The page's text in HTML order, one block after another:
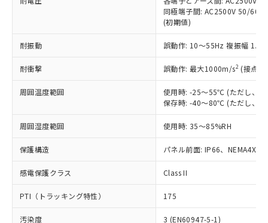
同極端子間: AC2500V 50/
(初期値)
耐振動 誤動作: 10～55Hz 複振幅
耐衝撃 誤動作: 最大1000m/s2 (接点
周囲温度範囲
使用時: -25～55℃ (ただし、氷
保存時: -40～80℃ (ただし、氷
周囲湿度範囲 使用時: 35～85%RH
保護構造 パネル前面: IP66、NEMA4X,
感電保護クラス Class II
PTI（トラッキング特性） 175
汚染度 3 (EN60947-5-1)
ことをご了承ください。
在庫状況および標準価格照会結果は、
記載している更新日時点での社内デー
タに基づき作成されるものであり、閲
覧された時点での実際の在庫および標
準価格とは異なる場合があることをご
正式な納期状況および標準価格はお客
ムロン制御機器販売店・当社販売員に
オムロン制御機器販売店や当社販売拠
販売ネットワーク
」をご確認
ください。
在庫状況および標準価格結果を当社の
事前の承諾なく第三者に漏洩または開
示しないようお願いします。
いたものが、含有品と判明した場合などや
むを得ず変更することがあります。
鉛(Pb) 1000ppm以下、 水銀(Hg) 1000ppm以下、 カド
六価クロム(Cr(Ⅵ)) 1000ppm以下、ポリ臭化ビフェニル
(PBDE) 1000ppm以下、フタル酸ビス(2-エチルヘキシ
ル) (DEHP)(別名：DOP) 1000ppm以下、フタル酸ブチ
ルベンジル（BBP） 1000ppm以下、フタル酸ジブチル
（DBP） 1000ppm以下、フタル酸ジイソブチル
(DIBP) 1000ppm以下
但し、RoHS指令で産業用監視および制御機器に対する
フタル酸エステル類の４物質については閾値を超える意
※2 対応予定月
部品在庫の切り替え状況などにより、予定
基準値を超えていることを示します。
「－」：未確認です。当社販売部門へお問
Cr(Ⅵ)(六価クロム) : 1000ppm、 PBBs(ポリ臭化ビフェ
ニル類) : 1000ppm、 PBDEs(ポリ臭化ジフェニルエーテ
ル類) : 1000ppm、
DBP(フタル酸ジブチル) : 1000ppm、 DIBP(フタル酸ジ
イソブチル) : 1000ppm、 BBP(フタル酸ブチルベンジ
ル) : 1000ppm、
※2 環境保護使用期限
「ｅ」：有害物質（10物質）のすべてが基
準値以下であることを示します。
「10」：通常の使用状況下において有害物
当社は、これら貴社製品のうち、外国
為替および外国貿易法に定める商品
（以下｢規制貨物等」という）を輸出
または国外への提供する場合は、日本
国政府の輸出許可(または役務取引許
可)を取得するなどの必要な手続きを
当社は規制貨物を破棄する場合は、完
全に破砕するなど、違法に輸出されな
いよう必要な手段を講じます。
当社は貴社製品を、核兵器、ミサイ
ル、化学兵器、生物兵器またはその他
使用いたしません。
当社は、貴社製品を第三者に販売する
場合は、上記1、2および3の内容を当
該第三者に通知します。また当社は、
販売先および販売に係わる関係者が違
○ 一定数以上の在庫あり
一定数には満たないが在庫あり
在庫なし(最新の在庫状況につ
いては、お客様のお取引先、ま
たはお客様担当のオムロン制御
機器販売店・当社販売員にご確
認ください)